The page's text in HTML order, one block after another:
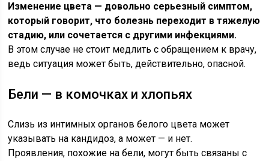
Изменение цвета — довольно серьезный симптом,
который говорит, что болезнь переходит в тяжелую
стадию, или сочетается с другими инфекциями.
В этом случае не стоит медлить с обращением к врачу,
ведь ситуация может быть, действительно, опасной.
Бели — в комочках и хлопьях
Слизь из интимных органов белого цвета может
указывать на кандидоз, а может — и нет.
Проявления, похожие на бели, могут быть связаны с